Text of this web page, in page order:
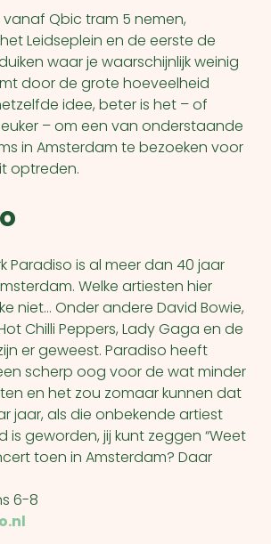
vanaf Qbic tram 5 nemen,
Leidseplein en de eerste de
waar je waarschijnlijk weinig
door de grote hoeveelheid
idee, beter is het – of
– om een van onderstaande
in Amsterdam te bezoeken voor
optreden.
Paradiso is al meer dan 40 jaar
Welke artiesten hier
niet… Onder andere David Bowie,
Chilli Peppers, Lady Gaga en de
er geweest. Paradiso heeft
scherp oog voor de wat minder
en het zou zomaar kunnen dat
jaar, als die onbekende artiest
is geworden, jij kunt zeggen “Weet
toen in Amsterdam? Daar
6-8